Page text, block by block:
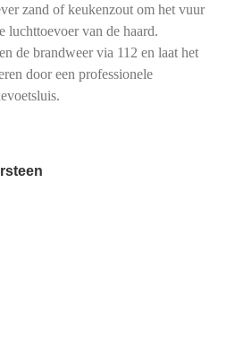
zand of keukenzout om het vuur
luchttoevoer van de haard.
de brandweer via 112 en laat het
door een professionele